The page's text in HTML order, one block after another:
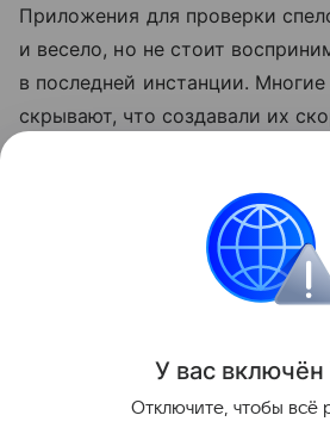
Приложения для проверки
и весело, но не стоит
в последней инстанции.
скрывают, что создавали их
Лайфхаки
У вас включён
Отключите, чтобы всё